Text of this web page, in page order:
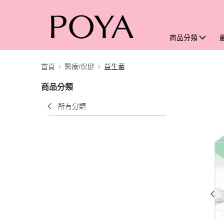
商品分類
首頁 醫療/保健 益生菌
商品分類
所有分類